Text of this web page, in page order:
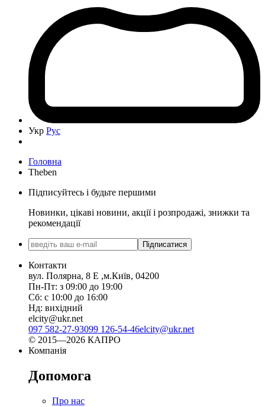
Укр Рус
Головна
Theben
Підписуйтесь і будьте першими
Новинки, цікаві новини, акції і розпродажі, знижки та
рекомендації
Підписатися
Контакти
вул. Полярна, 8 Е ,м.Київ, 04200
Пн-Пт: з 09:00 до 19:00
Сб: с 10:00 до 16:00
Нд: вихідний
elcity@ukr.net
097 582-27-93099 126-54-46elcity@ukr.net
© 2015—2026 КАПРО
Компанія
Допомога
Про нас